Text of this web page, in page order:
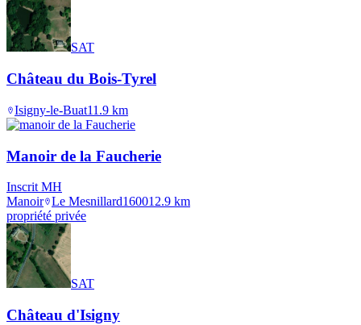
SAT
Château du Bois-Tyrel
Isigny-le-Buat11.9 km
Manoir de la Faucherie
Inscrit MH
Manoir Le Mesnillard160012.9 km
propriété privée
SAT
Château d'Isigny